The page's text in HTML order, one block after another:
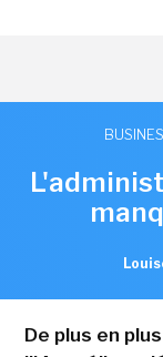
De plus en